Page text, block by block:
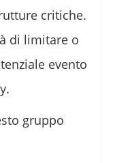
critiche.
di limitare o
evento
gruppo